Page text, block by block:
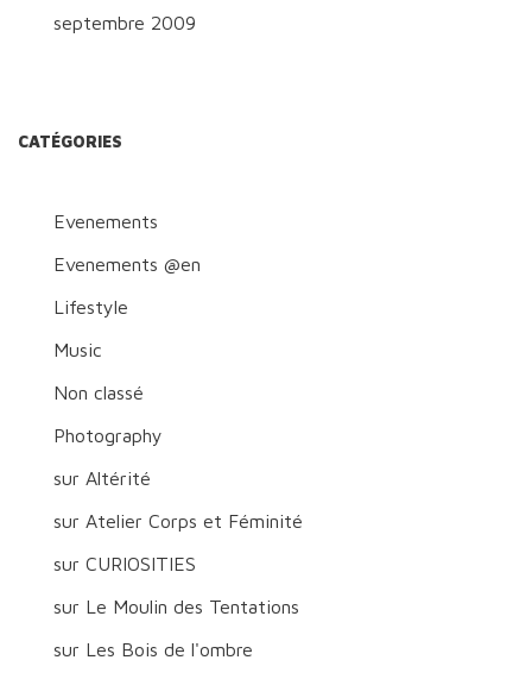
septembre 2009
CATÉGORIES
Evenements
Evenements @en
Lifestyle
Music
Non classé
Photography
sur Altérité
sur Atelier Corps et Féminité
sur CURIOSITIES
sur Le Moulin des Tentations
sur Les Bois de l'ombre